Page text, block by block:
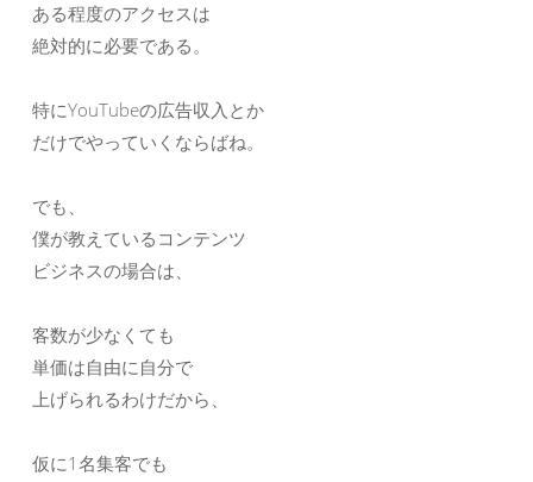
ある程度のアクセスは
絶対的に必要である。
特にYouTubeの広告収入とか
だけでやっていくならばね。
でも、
僕が教えているコンテンツ
ビジネスの場合は、
客数が少なくても
単価は自由に自分で
上げられるわけだから、
仮に1名集客でも